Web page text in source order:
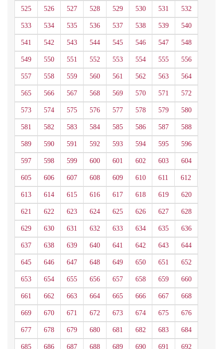
525 526 527 528 529 530 531 532
533 534 535 536 537 538 539 540
541 542 543 544 545 546 547 548
549 550 551 552 553 554 555 556
557 558 559 560 561 562 563 564
565 566 567 568 569 570 571 572
573 574 575 576 577 578 579 580
581 582 583 584 585 586 587 588
589 590 591 592 593 594 595 596
597 598 599 600 601 602 603 604
605 606 607 608 609 610 611 612
613 614 615 616 617 618 619 620
621 622 623 624 625 626 627 628
629 630 631 632 633 634 635 636
637 638 639 640 641 642 643 644
645 646 647 648 649 650 651 652
653 654 655 656 657 658 659 660
661 662 663 664 665 666 667 668
669 670 671 672 673 674 675 676
677 678 679 680 681 682 683 684
685 686 687 688 689 690 691 692